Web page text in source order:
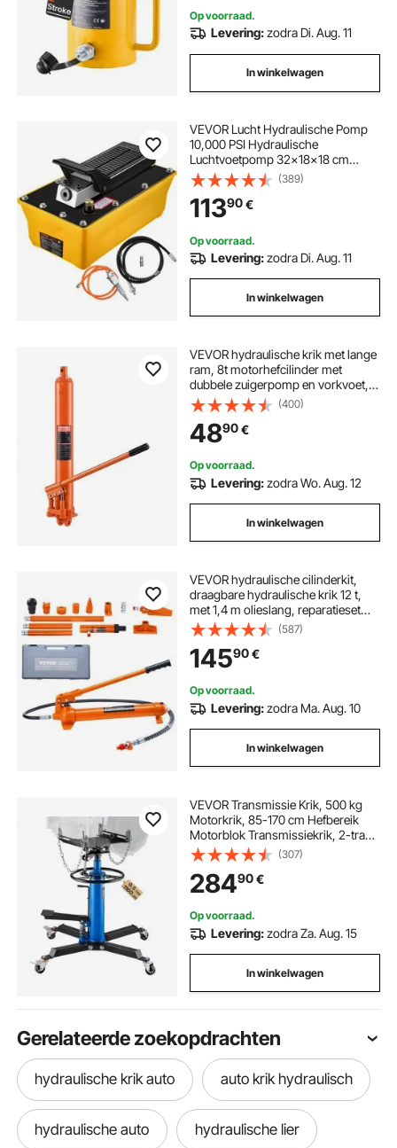
Op voorraad.
Levering:zodra Di. Aug. 11
In winkelwagen
VEVOR Lucht Hydraulische Pomp
10,000 PSI Hydraulische
Luchtvoetpomp 32x18x18 cm
Hydraulische Pomp
Luchtvoetpomp met 2,3L Grote
Olietank Gebruik in het Veld op
Bouwplaatsen en
Onderhoudswerkzaamheden
(389)
11390€
Op voorraad.
Levering:zodra Di. Aug. 11
In winkelwagen
VEVOR hydraulische krik met lange
ram, 8t motorhefcilinder met
dubbele zuigerpomp en vorkvoet,
hydraulische autokrik voor
motorheftafels,
garage-/werkplaatskranen,
boerderij, enz.
(400)
4890€
Op voorraad.
Levering:zodra Wo. Aug. 12
In winkelwagen
VEVOR hydraulische cilinderkit,
draagbare hydraulische krik 12 t,
met 1,4 m olieslang, reparatieset
voor carrosserieframe met
opbergkoffer voor autoreparatie,
vrachtwagen, landbouwvoertuig,
oranje
(587)
14590€
Op voorraad.
Levering:zodra Ma. Aug. 10
In winkelwagen
VEVOR Transmissie Krik, 500 kg
Motorkrik, 85-170 cm Hefbereik
Motorblok Transmissiekrik, 2-traps
Hydraulische Transmissie Krik,
Vrijloop Hydraulische Krik voor
Auto Workshops Auto
Transmissies, Blauw
(307)
28490€
Op voorraad.
Levering:zodra Za. Aug. 15
In winkelwagen
Gerelateerde zoekopdrachten
hydraulische krik auto auto krik hydraulisch
hydraulische auto hydraulische lier